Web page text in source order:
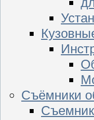
Съёмники